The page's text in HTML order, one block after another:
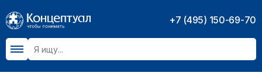
+7 (495) 150-69-70